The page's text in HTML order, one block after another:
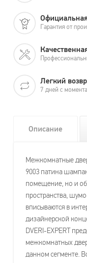
Гарантия от
Легкий
7 дней с
Описание
Межкомнатные
9003 патина
помещение, но и
пространства,
вписываются в
дизайнерской
DVERI-EXPERT
межкомнатных
данном сегменте.